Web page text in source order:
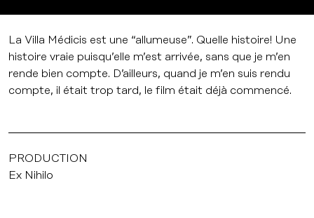
La Villa Médicis est une “allumeuse”. Quelle histoire! Une
histoire vraie puisqu’elle m’est arrivée, sans que je m’en
rende bien compte. D’ailleurs, quand je m’en suis rendu
compte, il était trop tard, le film était déjà commencé.
PRODUCTION
Ex Nihilo